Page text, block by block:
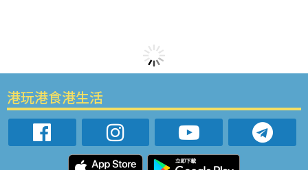
港玩港食港生活